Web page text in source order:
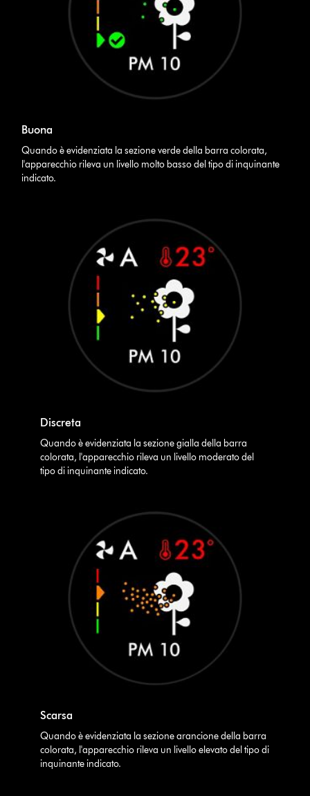
Buona
Quando è evidenziata la sezione verde della barra colorata,
l'apparecchio rileva un livello molto basso del tipo di inquinante
indicato.
Discreta
Quando è evidenziata la sezione gialla della barra
colorata, l'apparecchio rileva un livello moderato del
tipo di inquinante indicato.
Scarsa
Quando è evidenziata la sezione arancione della barra
colorata, l'apparecchio rileva un livello elevato del tipo di
inquinante indicato.